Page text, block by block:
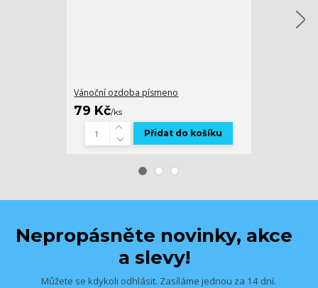
Vánoční ozdoba písmeno
79 Kč/ks
Přidat do košíku
Nepropásněte novinky, akce
a slevy!
Můžete se kdykoli odhlásit. Zasíláme jednou za 14 dní.